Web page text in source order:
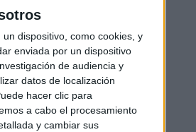
dispositivo, como cookies, y
enviada por un dispositivo
de audiencia y
datos de localización
hacer clic para
a cabo el procesamiento
y cambiar sus